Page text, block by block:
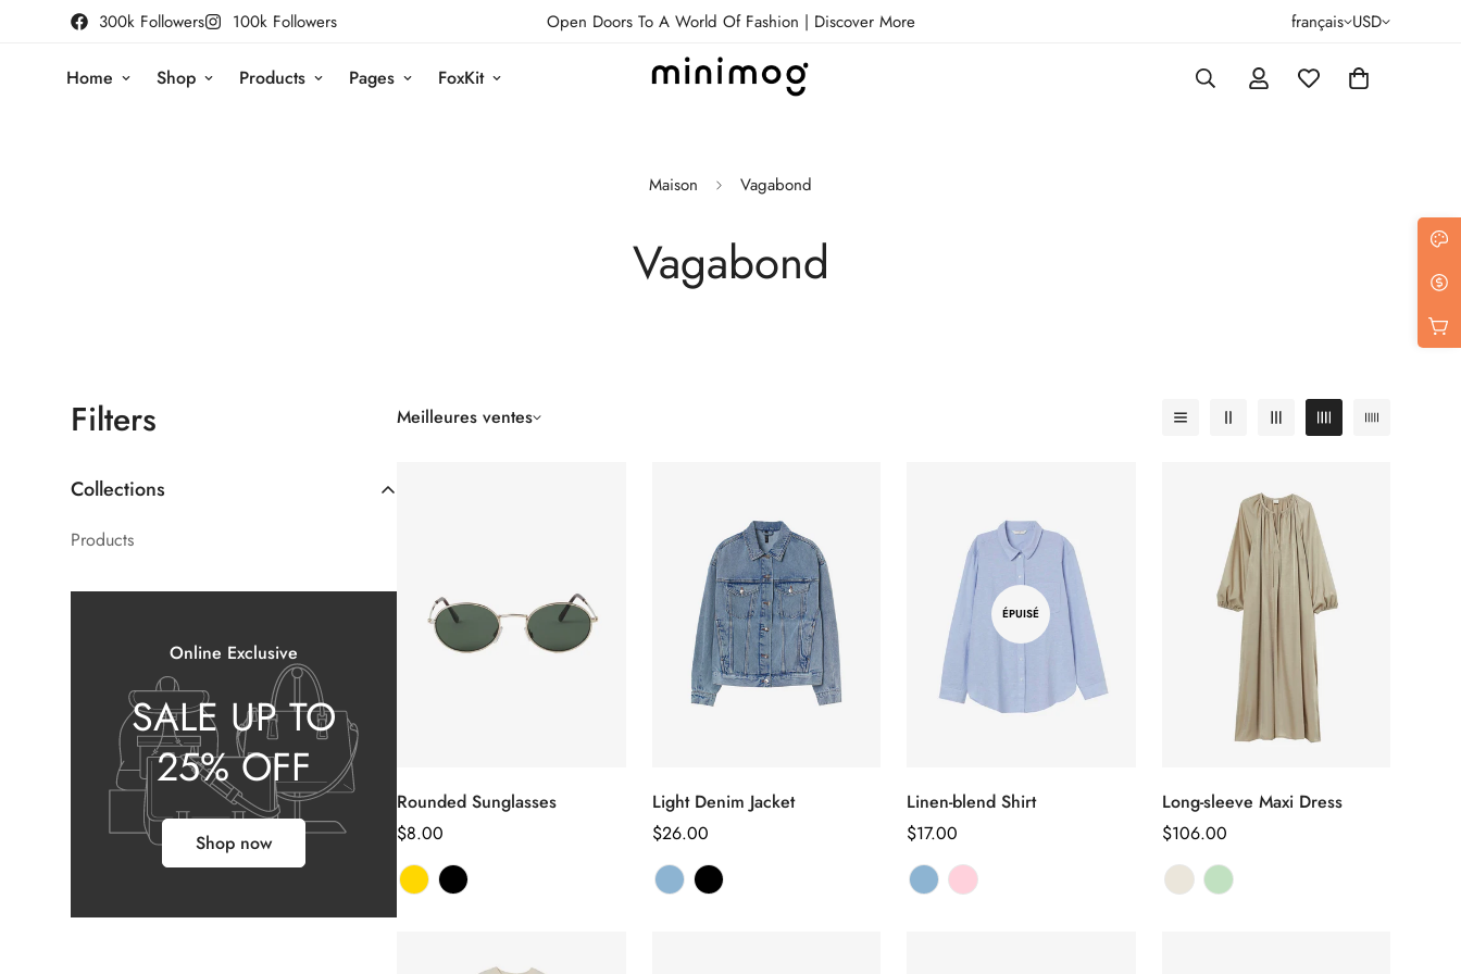
300k Followers 100k Followers Open Doors To A World Of Fashion | Discover More français USD
Home Shop Products Pages FoxKit
Maison Vagabond
Vagabond
Filters
Collections
Products
Online Exclusive
SALE UP TO
25% OFF
Shop now
Meilleures ventes
Sélectionnez
Rounded Sunglasses
Prix
habituel
$8.00
Sélectionnez
Light Denim Jacket
Prix
habituel
$26.00
ÉPUISÉ
Linen-blend Shirt
Prix
habituel
$17.00
Sélectionnez
Long-sleeve Maxi Dress
Prix
habituel
$106.00